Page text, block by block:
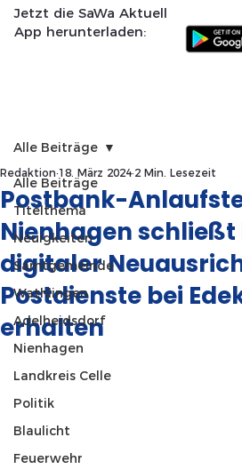
Jetzt die SaWa Aktuell
App herunterladen:
Alle Beiträge
Titelthema
Neuigkeiten
Samtgemeinde
Wathlingen
Adelheidsdorf
Nienhagen
Landkreis Celle
Politik
Blaulicht
Feuerwehr
Alle Beiträge
Postbank-
Nienhagen schließt
digitaler
Postdienste bei
erhalten
Redaktion 18. März 2024 2 Min. Lesezeit